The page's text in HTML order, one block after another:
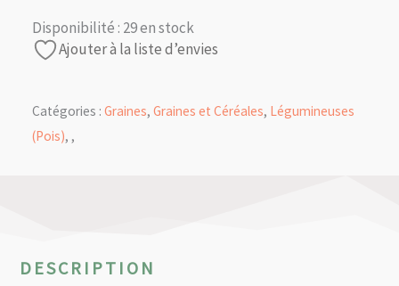
Disponibilité : 29 en stock
Ajouter à la liste d’envies
Catégories : Graines, Graines et Céréales, Légumineuses
(Pois), ,
DESCRIPTION